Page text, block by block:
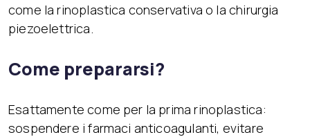
come la rinoplastica conservativa o la chirurgia
piezoelettrica.
Come prepararsi?
Esattamente come per la prima rinoplastica:
sospendere i farmaci anticoagulanti, evitare